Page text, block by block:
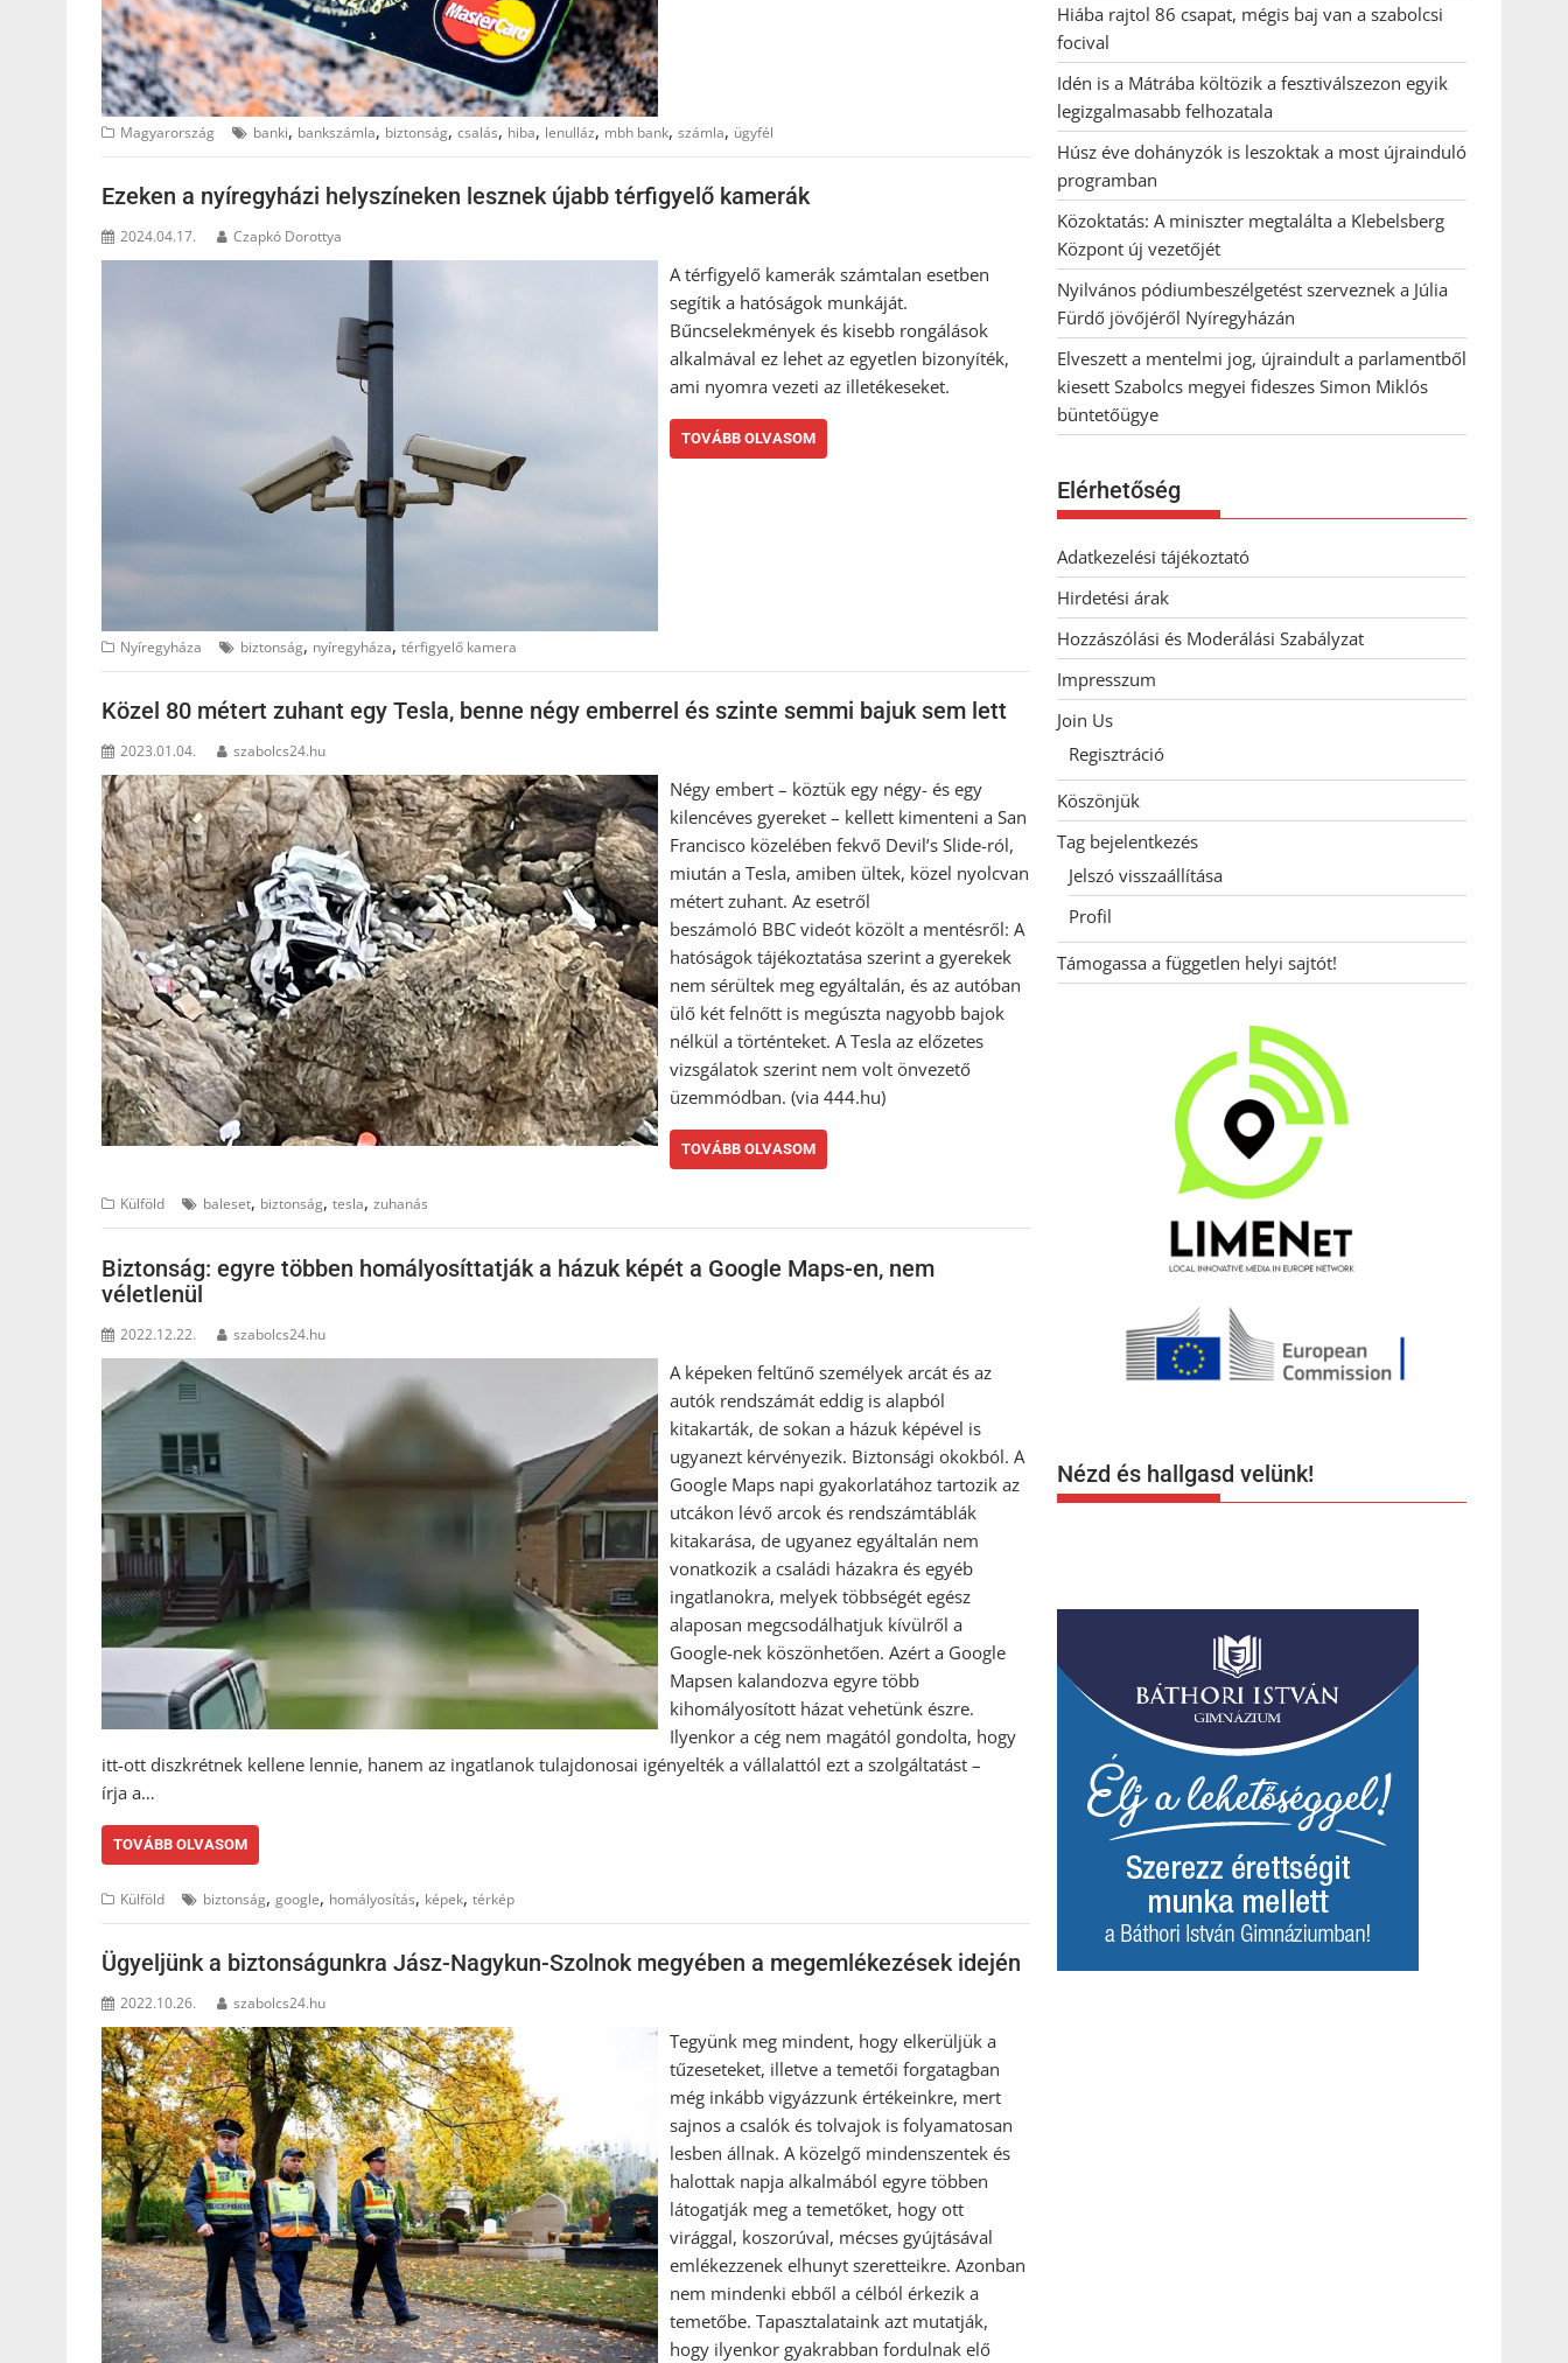
Magyarország banki, bankszámla, biztonság, csalás, hiba, lenulláz, mbh bank, számla, ügyfél
Ezeken a nyíregyházi helyszíneken lesznek újabb térfigyelő kamerák
2024.04.17. Czapkó Dorottya
A térfigyelő kamerák számtalan esetben
segítik a hatóságok munkáját.
Bűncselekmények és kisebb rongálások
alkalmával ez lehet az egyetlen bizonyíték,
ami nyomra vezeti az illetékeseket.
TOVÁBB OLVASOM
Nyíregyháza biztonság, nyíregyháza, térfigyelő kamera
Közel 80 métert zuhant egy Tesla, benne négy emberrel és szinte semmi bajuk sem lett
2023.01.04. szabolcs24.hu
Négy embert – köztük egy négy- és egy
kilencéves gyereket – kellett kimenteni a San
Francisco közelében fekvő Devil’s Slide-ról,
miután a Tesla, amiben ültek, közel nyolcvan
métert zuhant. Az esetről
beszámoló BBC videót közölt a mentésről: A
hatóságok tájékoztatása szerint a gyerekek
nem sérültek meg egyáltalán, és az autóban
ülő két felnőtt is megúszta nagyobb bajok
nélkül a történteket. A Tesla az előzetes
vizsgálatok szerint nem volt önvezető
üzemmódban. (via 444.hu)
TOVÁBB OLVASOM
Külföld baleset, biztonság, tesla, zuhanás
Biztonság: egyre többen homályosíttatják a házuk képét a Google Maps-en, nem
véletlenül
2022.12.22. szabolcs24.hu
A képeken feltűnő személyek arcát és az
autók rendszámát eddig is alapból
kitakarták, de sokan a házuk képével is
ugyanezt kérvényezik. Biztonsági okokból. A
Google Maps napi gyakorlatához tartozik az
utcákon lévő arcok és rendszámtáblák
kitakarása, de ugyanez egyáltalán nem
vonatkozik a családi házakra és egyéb
ingatlanokra, melyek többségét egész
alaposan megcsodálhatjuk kívülről a
Google-nek köszönhetően. Azért a Google
Mapsen kalandozva egyre több
kihomályosított házat vehetünk észre.
Ilyenkor a cég nem magától gondolta, hogy
itt-ott diszkrétnek kellene lennie, hanem az ingatlanok tulajdonosai igényelték a vállalattól ezt a szolgáltatást –
írja a…
TOVÁBB OLVASOM
Külföld biztonság, google, homályosítás, képek, térkép
Ügyeljünk a biztonságunkra Jász-Nagykun-Szolnok megyében a megemlékezések idején
2022.10.26. szabolcs24.hu
Tegyünk meg mindent, hogy elkerüljük a
tűzeseteket, illetve a temetői forgatagban
még inkább vigyázzunk értékeinkre, mert
sajnos a csalók és tolvajok is folyamatosan
lesben állnak. A közelgő mindenszentek és
halottak napja alkalmából egyre többen
látogatják meg a temetőket, hogy ott
virággal, koszorúval, mécses gyújtásával
emlékezzenek elhunyt szeretteikre. Azonban
nem mindenki ebből a célból érkezik a
temetőbe. Tapasztalataink azt mutatják,
hogy ilyenkor gyakrabban fordulnak elő
Hiába rajtol 86 csapat, mégis baj van a szabolcsi
focival
Idén is a Mátrába költözik a fesztiválszezon egyik
legizgalmasabb felhozatala
Húsz éve dohányzók is leszoktak a most újrainduló
programban
Közoktatás: A miniszter megtalálta a Klebelsberg
Központ új vezetőjét
Nyilvános pódiumbeszélgetést szerveznek a Júlia
Fürdő jövőjéről Nyíregyházán
Elveszett a mentelmi jog, újraindult a parlamentből
kiesett Szabolcs megyei fideszes Simon Miklós
büntetőügye
Elérhetőség
Adatkezelési tájékoztató
Hirdetési árak
Hozzászólási és Moderálási Szabályzat
Impresszum
Join Us
Regisztráció
Köszönjük
Tag bejelentkezés
Jelszó visszaállítása
Profil
Támogassa a független helyi sajtót!
Nézd és hallgasd velünk!